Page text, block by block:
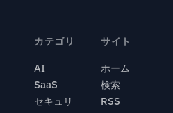
カテゴリ
AI
SaaS
セキュリ
サイト
ホーム
検索
RSS